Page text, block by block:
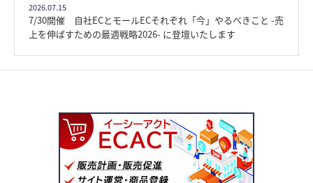
2026.07.15
7/30開催 自社ECとモールECそれぞれ「今」やるべきこと -売
上を伸ばすための最適戦略2026- に登壇いたします